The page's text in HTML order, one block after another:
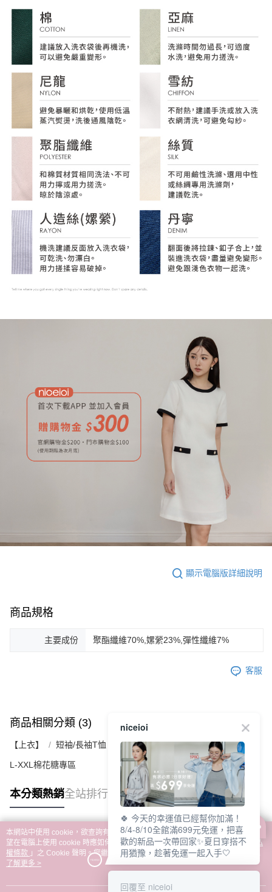
顯示電腦版詳細說明
商品規格
主要成份 聚酯纖維70%,嫘縈23%,彈性纖維7%
客服
商品相關分類 (3) 查看全部
【上衣】 短袖/長袖T恤｜連帽上衣｜休閒上衣
L-XXL棉花糖專區
本分類熱銷全站排行
熱門標籤
本網站中使用 cookie，欲查詢有關本網站使用 cookie 方式之詳情，及若您不希
望在電腦上使用 cookie 時應如何變更電腦的 cookie 設定，請參閱本網站「
隱私
權條款 」之 Cookie 聲明。您繼續使用本網站即表示您同意本公司得按本網站使
用條款之 Cookie 聲明使用 cookie。
了解更多 >
niceioi
🍀 今天的幸運值已經幫你加滿！
8/4-8/10全館滿699元免運，把喜
歡的新品一次帶回家✨夏日穿搭不
用猶豫，趁著免運一起入手🤍
回覆至 niceioi